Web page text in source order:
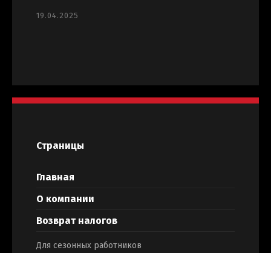
19.04.2025
Страницы
Главная
О компании
Возврат налогов
Для сезонных работников